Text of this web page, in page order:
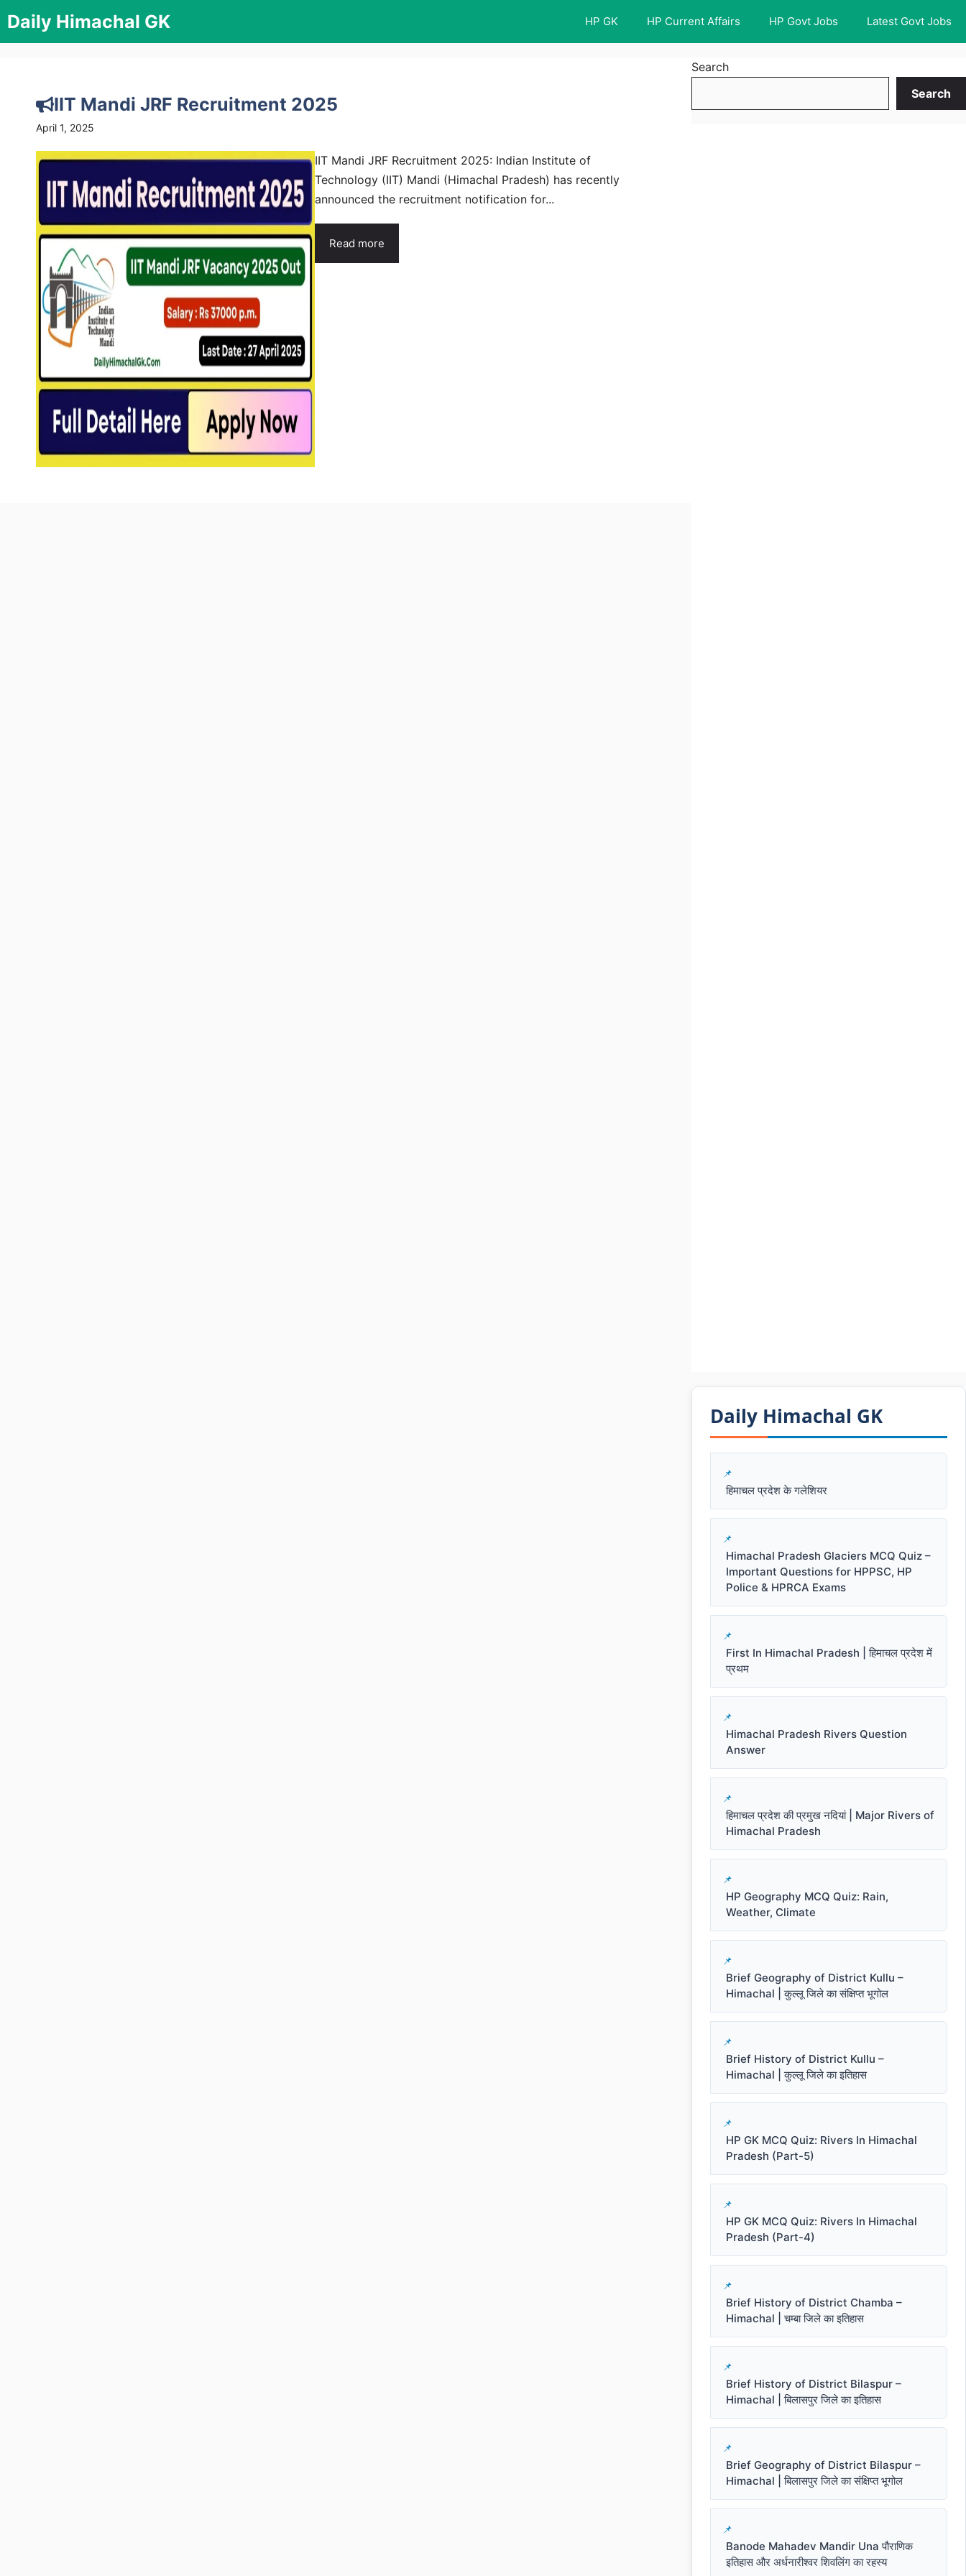
to
content
Daily Himachal GK HP GK HP Current Affairs HP Govt Jobs Latest Govt Jobs
IIT Mandi JRF Recruitment 2025
April 1, 2025
IIT Mandi JRF Recruitment 2025: Indian Institute of
Technology (IIT) Mandi (Himachal Pradesh) has recently
announced the recruitment notification for...
Read more
Search
Search
Daily Himachal GK​​
हिमाचल प्रदेश के गलेशियर
Himachal Pradesh Glaciers MCQ Quiz –
Important Questions for HPPSC, HP
Police & HPRCA Exams
First In Himachal Pradesh | हिमाचल प्रदेश में
प्रथम
Himachal Pradesh Rivers Question
Answer
हिमाचल प्रदेश की प्रमुख नदियां | Major Rivers of
Himachal Pradesh
HP Geography MCQ Quiz: Rain,
Weather, Climate
Brief Geography of District Kullu –
Himachal | कुल्लू जिले का संक्षिप्त भूगोल
Brief History of District Kullu –
Himachal | कुल्लू जिले का इतिहास
HP GK MCQ Quiz: Rivers In Himachal
Pradesh (Part-5)
HP GK MCQ Quiz: Rivers In Himachal
Pradesh (Part-4)
Brief History of District Chamba –
Himachal | चम्बा जिले का इतिहास
Brief History of District Bilaspur –
Himachal | बिलासपुर जिले का इतिहास
Brief Geography of District Bilaspur –
Himachal | बिलासपुर जिले का संक्षिप्त भूगोल
Banode Mahadev Mandir Una पौराणिक
इतिहास और अर्धनारीश्वर शिवलिंग का रहस्य